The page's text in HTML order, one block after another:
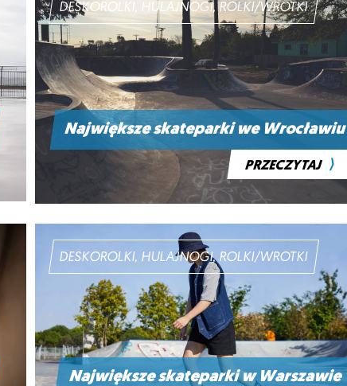
DESKOROLKI, HULAJNOGI, ROLKI/WROTKI
Największe skateparki we Wrocławiu
PRZECZYTAJ ⟩
DESKOROLKI, HULAJNOGI, ROLKI/WROTKI
Największe skateparki w Warszawie